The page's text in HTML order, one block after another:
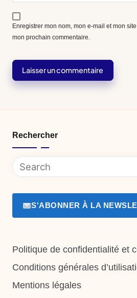
Enregistrer mon nom, mon e-mail et mon
mon prochain commentaire.
Rechercher
S'ABONNER À LA
Politique de confidentialité et
Conditions générales
Mentions légales